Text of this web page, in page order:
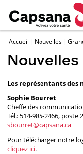
Accueil Nouvelles
Les représentants des
Sophie Bourret
Cheffe des
Tél.: 514-985-2466, poste
sbourret@capsana.ca
Pour télécharger notre
cliquez ici.